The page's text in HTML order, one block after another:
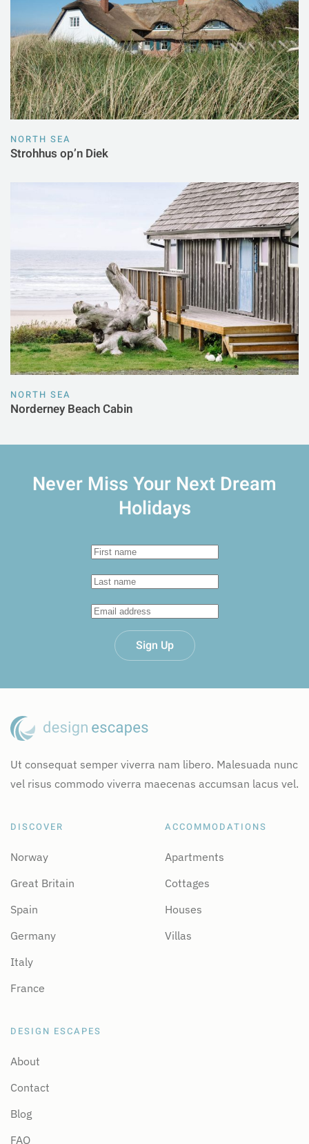
NORTH SEA
Strohhus op’n Diek
NORTH SEA
Norderney Beach Cabin
Never Miss Your Next Dream
Holidays
Sign Up
Ut consequat semper viverra nam libero. Malesuada nunc
vel risus commodo viverra maecenas accumsan lacus vel.
DISCOVER
Norway
Great Britain
Spain
Germany
Italy
France
ACCOMMODATIONS
Apartments
Cottages
Houses
Villas
DESIGN ESCAPES
About
Contact
Blog
FAQ